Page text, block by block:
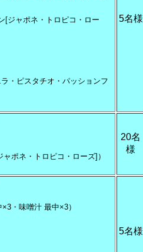
[ジャポネ・トロピコ・ロー
・ピスタチオ・パッションフ
5名様
ポネ・トロピコ・ローズ]）
20名
様
・味噌汁 最中×3）
5名様